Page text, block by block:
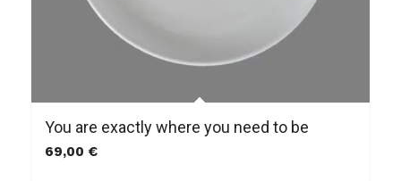
You are exactly where you need to be
69,00 €